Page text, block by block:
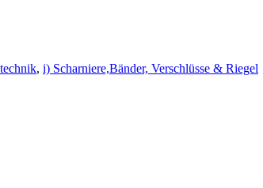
, i) Scharniere,Bänder, Verschlüsse & Riegel